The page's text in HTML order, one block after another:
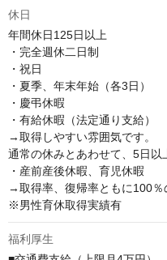
休日
年間休日125日以上
・完全週休二日制
・祝日
・夏季、年末年始（各3日）
・慶弔休暇
・有給休暇（法定通り支給）
→取得しやすい雰囲気です。
通常の休みとあわせて、5日以
・産前産後休暇、育児休暇
→取得率、復帰率ともに100％
※男性育休取得実績有
福利厚生